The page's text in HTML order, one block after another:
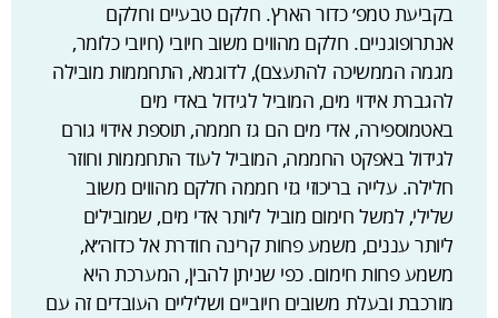
בקביעת טמפ׳ כדור הארץ. חלקם טבעיים וחלקם
אנתרופוגניים. חלקם מהווים משוב חיובי (חיובי כלומר,
מגמה הממשיכה להתעצם), לדוגמא, התחממות מובילה
להגברת אידוי מים, המוביל לגידול באדי מים
באטמוספירה, אדי מים הם גז חממה, תוספת אידוי גורם
לגידול באפקט החממה, המוביל לעוד התחממות וחוזר
חלילה. עלייה בריכוזי גזי חממה חלקם מהווים משוב
שלילי, למשל חימום מוביל ליותר אדי מים, שמובילים
ליותר עננים, משמע פחות קרינה חודרת אל כדוה׳׳א,
משמע פחות חימום. כפי שניתן להבין, המערכת היא
מורכבת ובעלת משובים חיוביים ושליליים העובדים זה עם